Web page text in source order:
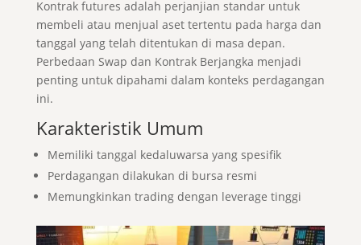
Kontrak futures adalah perjanjian standar untuk
membeli atau menjual aset tertentu pada harga dan
tanggal yang telah ditentukan di masa depan.
Perbedaan Swap dan Kontrak Berjangka menjadi
penting untuk dipahami dalam konteks perdagangan
ini.
Karakteristik Umum
Memiliki tanggal kedaluwarsa yang spesifik
Perdagangan dilakukan di bursa resmi
Memungkinkan trading dengan leverage tinggi